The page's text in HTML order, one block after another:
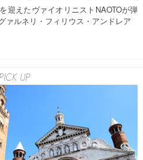
迎えたヴァイオリニストNAOTOが弾
ァルネリ・フィリウス・アンドレア
UP